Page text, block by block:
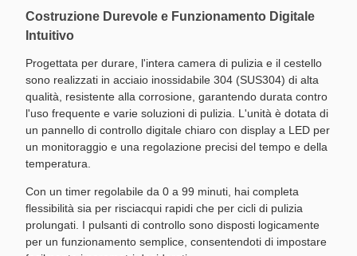
Costruzione Durevole e Funzionamento Digitale
Intuitivo
Progettata per durare, l'intera camera di pulizia e il cestello
sono realizzati in acciaio inossidabile 304 (SUS304) di alta
qualità, resistente alla corrosione, garantendo durata contro
l'uso frequente e varie soluzioni di pulizia. L'unità è dotata di
un pannello di controllo digitale chiaro con display a LED per
un monitoraggio e una regolazione precisi del tempo e della
temperatura.
Con un timer regolabile da 0 a 99 minuti, hai completa
flessibilità sia per risciacqui rapidi che per cicli di pulizia
prolungati. I pulsanti di controllo sono disposti logicamente
per un funzionamento semplice, consentendoti di impostare